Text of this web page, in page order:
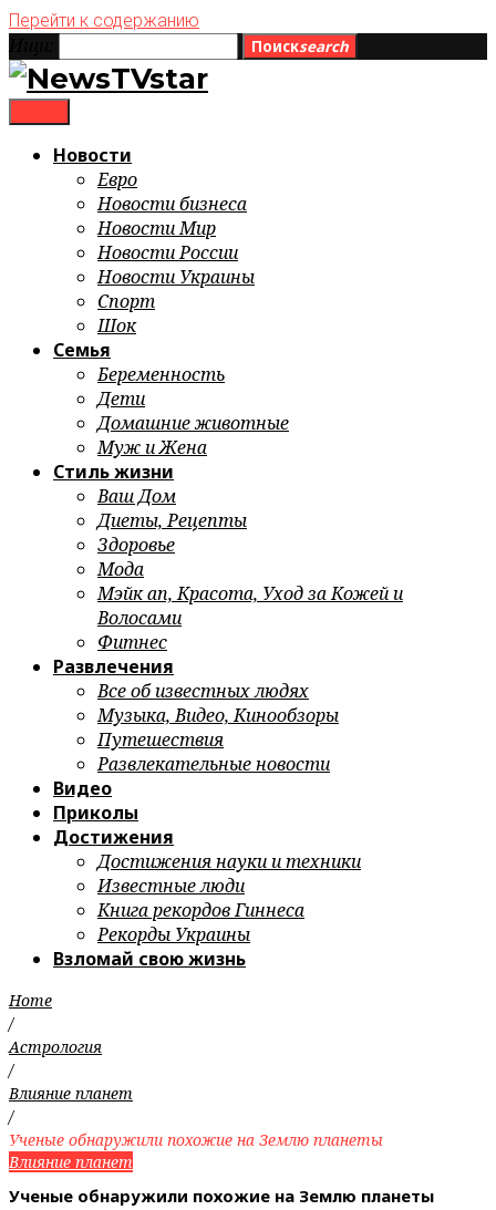
Перейти к содержанию
Поискsearch
Новости
Евро
Новости бизнеса
Новости Мир
Новости России
Новости Украины
Спорт
Шок
Семья
Беременность
Дети
Домашние животные
Муж и Жена
Стиль жизни
Ваш Дом
Диеты, Рецепты
Здоровье
Мода
Мэйк ап, Красота, Уход за Кожей и
Волосами
Фитнес
Развлечения
Все об известных людях
Музыка, Видео, Кинообзоры
Путешествия
Развлекательные новости
Видео
Приколы
Достижения
Достижения науки и техники
Известные люди
Книга рекордов Гиннеса
Рекорды Украины
Взломай свою жизнь
Home
/
Астрология
/
Влияние планет
/
Ученые обнаружили похожие на Землю планеты
Влияние планет
Ученые обнаружили похожие на Землю планеты